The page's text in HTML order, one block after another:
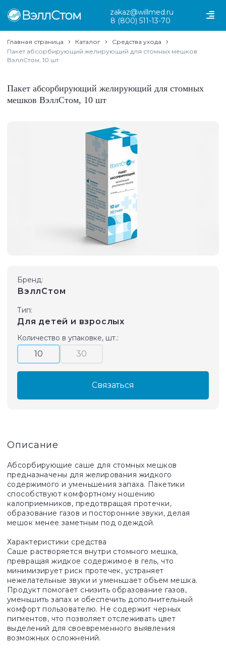
zakaz@willmed.ru
8 (800) 511-13-70
Главная страница › Каталог › Средства ухода ›
Пакет абсорбирующий желирующий для стомных мешков
ВэллСтом, 10 шт
Пакет абсорбирующий желирующий для стомных
мешков ВэллСтом, 10 шт
Бренд:
ВэллСтом
Тип:
Для детей и взрослых
Количество в упаковке, шт.:
10 30
Связаться
Описание
Абсорбирующие саше для стомных мешков
предназначены для желирования жидкого
содержимого и уменьшения запаха. Пакетики
способствуют комфортному ношению
калоприемников, предотвращая протечки,
образование газов и посторонние звуки, делая
мешок менее заметным под одеждой.
Характеристики средства
Саше растворяется внутри стомного мешка,
превращая жидкое содержимое в гель, что
минимизирует риск протечек, устраняет
нежелательные звуки и уменьшает объем мешка.
Продукт помогает снизить образование газов,
уменьшить запах и обеспечить дополнительный
комфорт пользователю. Не содержит черных
пигментов, что позволяет отслеживать цвет
выделений для своевременного выявления
возможных осложнений.